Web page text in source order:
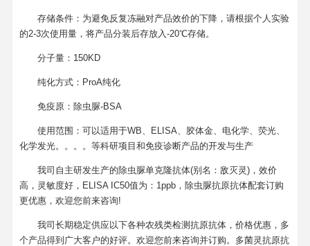
存储条件：为避免反复冻融对产品效价的下降，请根据个人实验
的2-3次使用量，将产品分装后存放入-20℃存储。
分子量：150KD
纯化方式：ProA纯化
免疫原：除虫脲-BSA
使用范围：可以适用于WB、ELISA、胶体金、电化学、荧光、
化学发光。。。。等科研项目和免疫诊断产品的开发与生产
我司自主研发生产的除虫脲单克隆抗体(别名：敌灭灵)，效价
高，灵敏度好，ELISA IC50值为：1ppb，除虫脲抗原抗体配套订购
更优惠，欢迎您前来咨询!
我司长期稳定供应以下各种农残类检测抗原抗体，价格优惠，多
个产品得到广大客户的好评。欢迎您前来咨询并订购。多菌灵抗原抗